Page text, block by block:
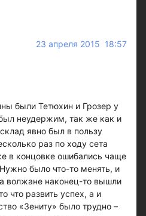
23 апреля 2015 18:57
были Тетюхин и Грозер у
неудержим, так же как и
явно был в пользу
раз по ходу сета
в концовке ошибались чаще
было что-то менять, и
волжане наконец-то вышли
что развить успех, а и
«Зениту» было трудно –